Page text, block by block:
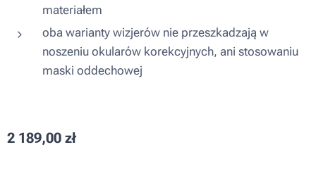
materiałem
oba warianty wizjerów nie przeszkadzają w
noszeniu okularów korekcyjnych, ani stosowaniu
maski oddechowej
2 189,00 zł